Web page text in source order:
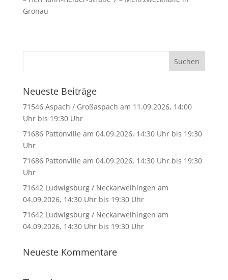
Gronau
Neueste Beiträge
71546 Aspach / Großaspach am 11.09.2026, 14:00
Uhr bis 19:30 Uhr
71686 Pattonville am 04.09.2026, 14:30 Uhr bis 19:30
Uhr
71686 Pattonville am 04.09.2026, 14:30 Uhr bis 19:30
Uhr
71642 Ludwigsburg / Neckarweihingen am
04.09.2026, 14:30 Uhr bis 19:30 Uhr
71642 Ludwigsburg / Neckarweihingen am
04.09.2026, 14:30 Uhr bis 19:30 Uhr
Neueste Kommentare